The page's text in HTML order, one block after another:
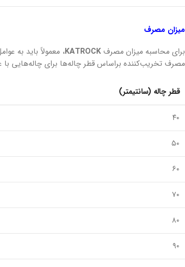
میزان مصرف
برای محاسبه میزان مصرف KATROCK، معمولاً باید به
مصرف تخریب‌کننده براساس قطر چاله‌ها برای چاله‌هایی
قطر چاله (سانتیمتر)
۴۰
۵۰
۶۰
۷۰
۸۰
۹۰